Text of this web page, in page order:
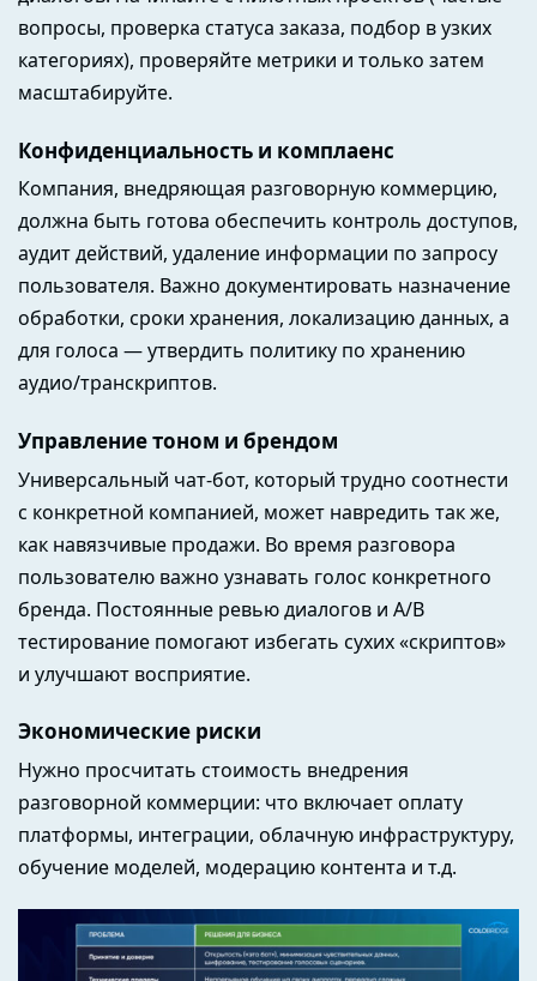
вопросы, проверка статуса заказа, подбор в узких
категориях), проверяйте метрики и только затем
масштабируйте.
Конфиденциальность и комплаенс
Компания, внедряющая разговорную коммерцию,
должна быть готова обеспечить контроль доступов,
аудит действий, удаление информации по запросу
пользователя. Важно документировать назначение
обработки, сроки хранения, локализацию данных, а
для голоса — утвердить политику по хранению
аудио/транскриптов.
Управление тоном и брендом
Универсальный чат-бот, который трудно соотнести
с конкретной компанией, может навредить так же,
как навязчивые продажи. Во время разговора
пользователю важно узнавать голос конкретного
бренда. Постоянные ревью диалогов и A/B
тестирование помогают избегать сухих «скриптов»
и улучшают восприятие.
Экономические риски
Нужно просчитать стоимость внедрения
разговорной коммерции: что включает оплату
платформы, интеграции, облачную инфраструктуру,
обучение моделей, модерацию контента и т.д.